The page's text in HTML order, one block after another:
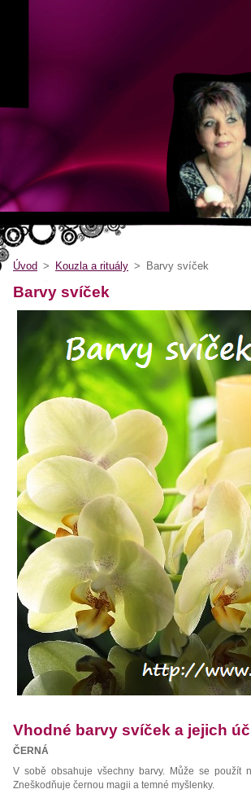
Úvod > Kouzla a rituály > Barvy svíček
Barvy svíček
Vhodné barvy svíček a jejich
ČERNÁ
V sobě obsahuje všechny barvy. Může se použít
Zneškodňuje černou magii a temné myšlenky.